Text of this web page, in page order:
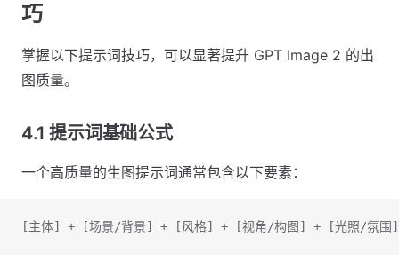
巧
掌握以下提示词技巧，可以显著提升 GPT Image 2 的出
图质量。
4.1 提示词基础公式
一个高质量的生图提示词通常包含以下要素：
[主体] + [场景/背景] + [风格] + [视角/构图] + [光照/氛围]